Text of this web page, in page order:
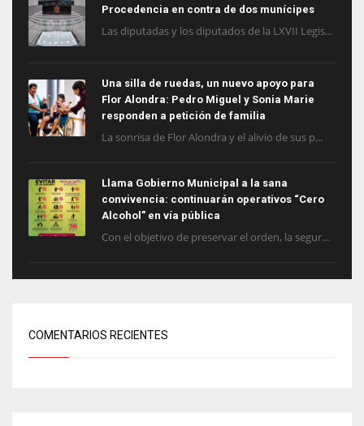
Procedencia en contra de dos munícipes
Las diputadas y los diputados de la LXVII Legis...
Una silla de ruedas, un nuevo apoyo para
Flor Alondra: Pedro Miguel y Sonia Marie
responden a petición de familia
La sonrisa de Flor Alondra y el alivio de sus p...
Llama Gobierno Municipal a la sana
convivencia: continuarán operativos “Cero
Alcohol” en vía pública
Con el objetivo de preservar el orden, la segur...
COMENTARIOS RECIENTES